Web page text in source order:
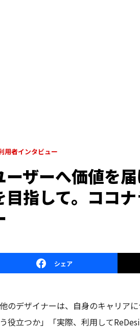
用者インタビュー
ーザーへ価値を
目指して。ココ
シェア
他のデザイナーは、自身のキャリア
役立つか」「実際、利用して